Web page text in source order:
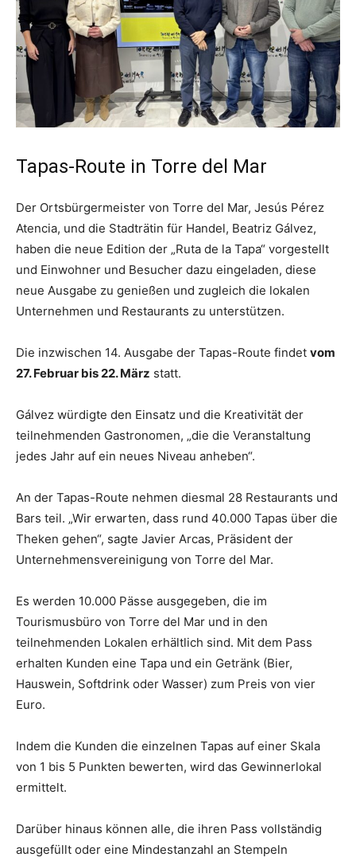
Tapas-Route in Torre del Mar
Der Ortsbürgermeister von Torre del Mar, Jesús Pérez
Atencia, und die Stadträtin für Handel, Beatriz Gálvez,
haben die neue Edition der „Ruta de la Tapa“ vorgestellt
und Einwohner und Besucher dazu eingeladen, diese
neue Ausgabe zu genießen und zugleich die lokalen
Unternehmen und Restaurants zu unterstützen.
Die inzwischen 14. Ausgabe der Tapas-Route findet vom
27. Februar bis 22. März statt.
Gálvez würdigte den Einsatz und die Kreativität der
teilnehmenden Gastronomen, „die die Veranstaltung
jedes Jahr auf ein neues Niveau anheben“.
An der Tapas-Route nehmen diesmal 28 Restaurants und
Bars teil. „Wir erwarten, dass rund 40.000 Tapas über die
Theken gehen“, sagte Javier Arcas, Präsident der
Unternehmensvereinigung von Torre del Mar.
Es werden 10.000 Pässe ausgegeben, die im
Tourismusbüro von Torre del Mar und in den
teilnehmenden Lokalen erhältlich sind. Mit dem Pass
erhalten Kunden eine Tapa und ein Getränk (Bier,
Hauswein, Softdrink oder Wasser) zum Preis von vier
Euro.
Indem die Kunden die einzelnen Tapas auf einer Skala
von 1 bis 5 Punkten bewerten, wird das Gewinnerlokal
ermittelt.
Darüber hinaus können alle, die ihren Pass vollständig
ausgefüllt oder eine Mindestanzahl an Stempeln